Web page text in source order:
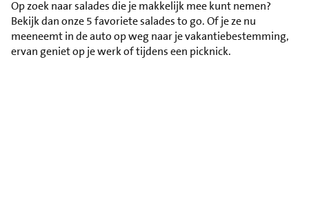
Op zoek naar salades die je makkelijk mee kunt nemen?
Bekijk dan onze 5 favoriete salades to go. Of je ze nu
meeneemt in de auto op weg naar je vakantiebestemming,
ervan geniet op je werk of tijdens een picknick.